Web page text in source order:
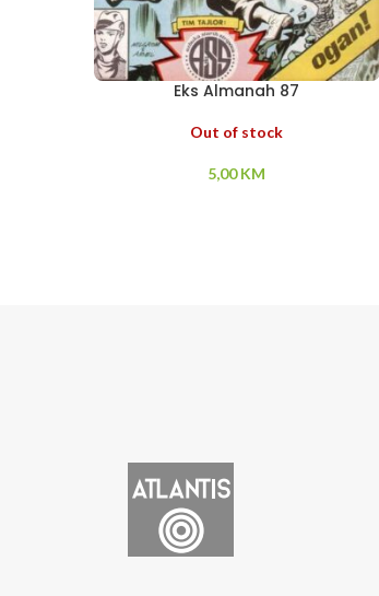
Eks Almanah 87
Out of stock
5,00KM